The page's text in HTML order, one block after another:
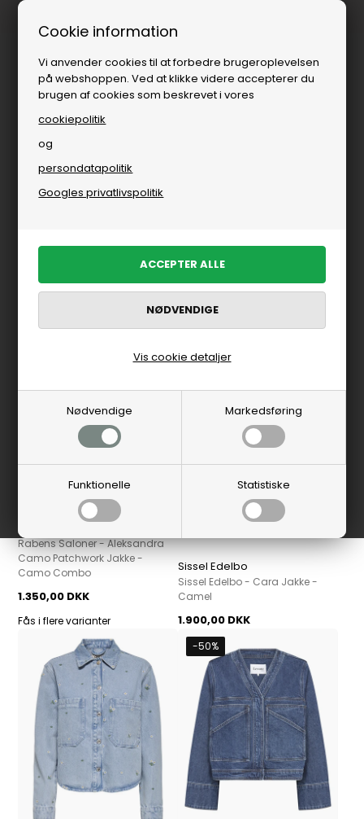
Cookie information
Vi anvender cookies til at forbedre brugeroplevelsen
på webshoppen. Ved at klikke videre accepterer du
brugen af cookies som beskrevet i vores
cookiepolitik
og
persondatapolitik
Googles privatlivspolitik
Nødvendige Markedsføring
Funktionelle Statistiske
Vis cookie detaljer
Overtøj
FILTRER PRODUKTER
Rabens Saloner
Rabens Saloner - Aleksandra
Camo Patchwork Jakke -
Camo Combo
1.350,00 DKK
Fås i flere varianter
Sissel Edelbo
Sissel Edelbo - Cara Jakke -
Camel
1.900,00 DKK
-50%